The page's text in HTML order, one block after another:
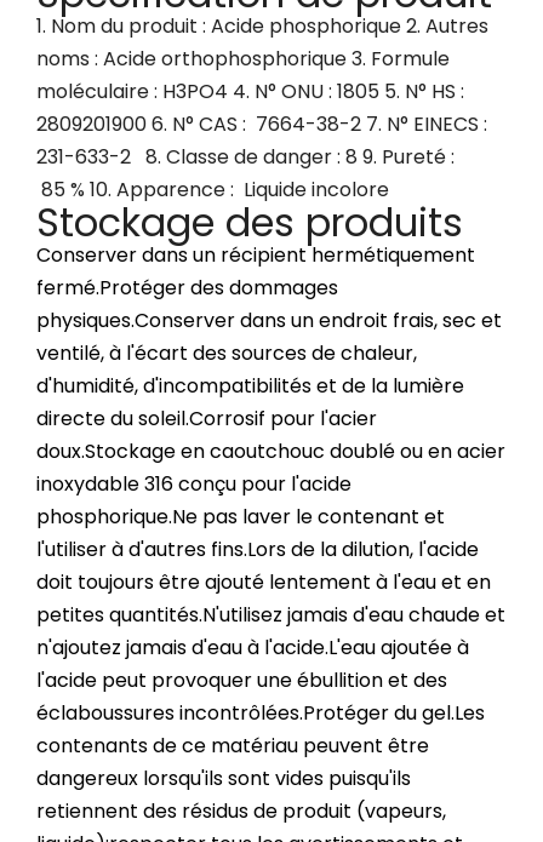
1. Nom du produit : Acide phosphorique 2. Autres
noms : Acide orthophosphorique 3. Formule
moléculaire : H3PO4 4. N° ONU : 1805 5. N° HS :
2809201900 6. N° CAS : 7664-38-2 7. N° EINECS :
231-633-2 8. Classe de danger : 8 9. Pureté :
85 % 10. Apparence : Liquide incolore
Stockage des produits
Conserver dans un récipient hermétiquement
fermé.Protéger des dommages
physiques.Conserver dans un endroit frais, sec et
ventilé, à l'écart des sources de chaleur,
d'humidité, d'incompatibilités et de la lumière
directe du soleil.Corrosif pour l'acier
doux.Stockage en caoutchouc doublé ou en acier
inoxydable 316 conçu pour l'acide
phosphorique.Ne pas laver le contenant et
l'utiliser à d'autres fins.Lors de la dilution, l'acide
doit toujours être ajouté lentement à l'eau et en
petites quantités.N'utilisez jamais d'eau chaude et
n'ajoutez jamais d'eau à l'acide.L'eau ajoutée à
l'acide peut provoquer une ébullition et des
éclaboussures incontrôlées.Protéger du gel.Les
contenants de ce matériau peuvent être
dangereux lorsqu'ils sont vides puisqu'ils
retiennent des résidus de produit (vapeurs,